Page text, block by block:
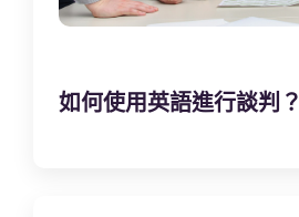
如何使用英語進行談判？